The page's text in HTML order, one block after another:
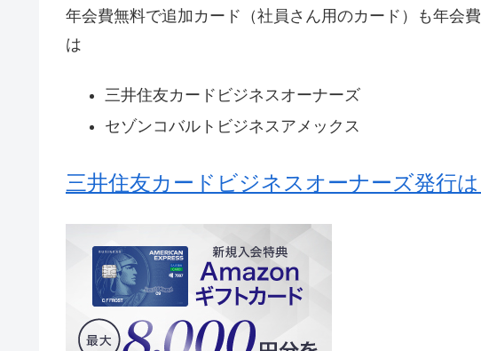
年会費無料で追加カード（社員さん用のカード）も年会
は
三井住友カードビジネスオーナーズ
セゾンコバルトビジネスアメックス
三井住友カードビジネスオーナーズ発行